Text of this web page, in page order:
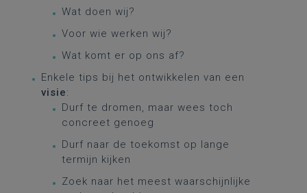
Wat doen wij?
Voor wie werken wij?
Wat komt er op ons af?
Enkele tips bij het ontwikkelen van een
visie:
Durf te dromen, maar wees toch
concreet genoeg
Durf naar de toekomst op lange
termijn kijken
Zoek naar het meest waarschijnlijke